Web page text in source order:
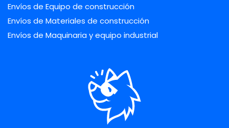
Envíos de Equipo de construcción
Envíos de Materiales de construcción
Envíos de Maquinaria y equipo industrial